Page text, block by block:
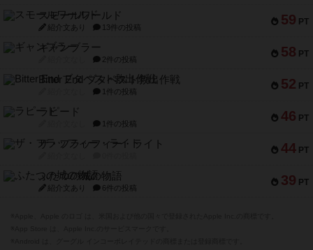
59 PT
スモールワールド
紹介文あり 13件の投稿
58 PT
ギャンブラー
2件の投稿
52 PT
Bitter End ブタペスト救出作戦
1件の投稿
46 PT
ラピード
1件の投稿
44 PT
ザ・フラッフィー・ライト
39 PT
ふたつの城の物語
紹介文あり 6件の投稿